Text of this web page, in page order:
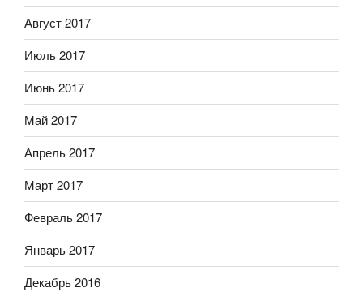
Август 2017
Июль 2017
Июнь 2017
Май 2017
Апрель 2017
Март 2017
Февраль 2017
Январь 2017
Декабрь 2016